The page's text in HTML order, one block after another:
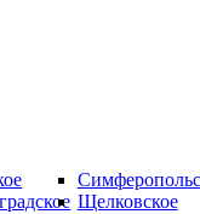
Щелковское